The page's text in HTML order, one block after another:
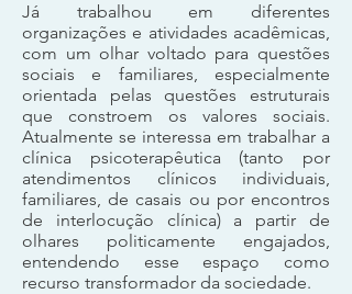
Já trabalhou em diferentes
organizações e atividades acadêmicas,
com um olhar voltado para questões
sociais e familiares, especialmente
orientada pelas questões estruturais
que constroem os valores sociais.
Atualmente se interessa em trabalhar a
clínica psicoterapêutica (tanto por
atendimentos clínicos individuais,
familiares, de casais ou por encontros
de interlocução clínica) a partir de
olhares politicamente engajados,
entendendo esse espaço como
recurso transformador da sociedade.